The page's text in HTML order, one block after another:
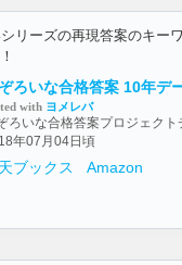
リーズの再現答案のキー
ろいな合格答案 10年デ
with ヨメレバ
ろいな合格答案プロジェクト
年07月04日頃
ブックス Amazon